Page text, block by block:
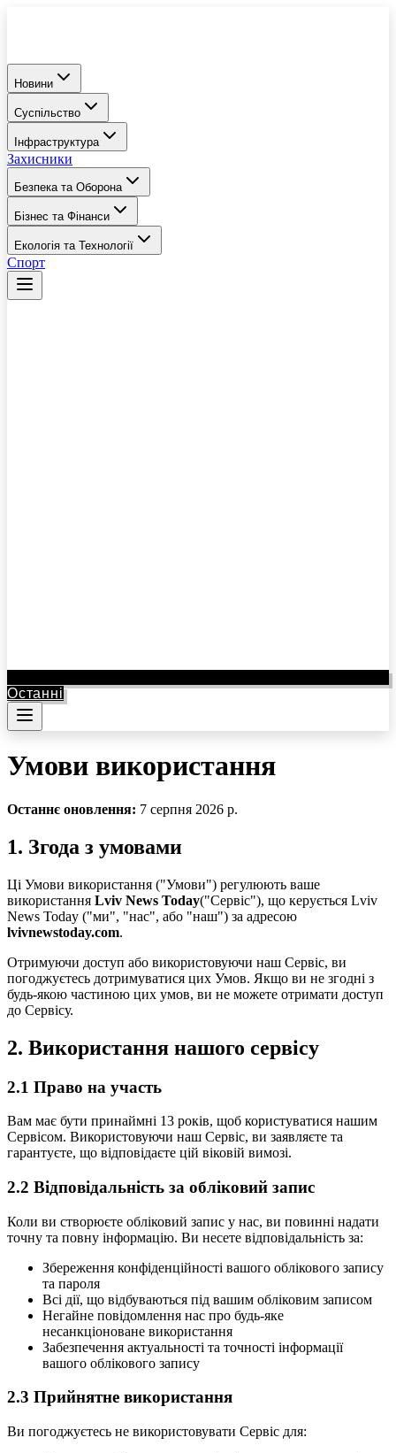
Новини
Суспільство
Інфраструктура
Захисники
Безпека та Оборона
Бізнес та Фінанси
Екологія та Технології
Спорт
Останні
Умови використання
Останнє оновлення: 7 серпня 2026 р.
1. Згода з умовами
Ці Умови використання ("Умови") регулюють ваше
використання Lviv News Today("Сервіс"), що керується Lviv
News Today ("ми", "нас", або "наш") за адресою
lvivnewstoday.com.
Отримуючи доступ або використовуючи наш Сервіс, ви
погоджуєтесь дотримуватися цих Умов. Якщо ви не згодні з
будь-якою частиною цих умов, ви не можете отримати доступ
до Сервісу.
2. Використання нашого сервісу
2.1 Право на участь
Вам має бути принаймні 13 років, щоб користуватися нашим
Сервісом. Використовуючи наш Сервіс, ви заявляєте та
гарантуєте, що відповідаєте цій віковій вимозі.
2.2 Відповідальність за обліковий запис
Коли ви створюєте обліковий запис у нас, ви повинні надати
точну та повну інформацію. Ви несете відповідальність за:
Збереження конфіденційності вашого облікового запису
та пароля
Всі дії, що відбуваються під вашим обліковим записом
Негайне повідомлення нас про будь-яке
несанкціоноване використання
Забезпечення актуальності та точності інформації
вашого облікового запису
2.3 Прийнятне використання
Ви погоджуєтесь не використовувати Сервіс для: